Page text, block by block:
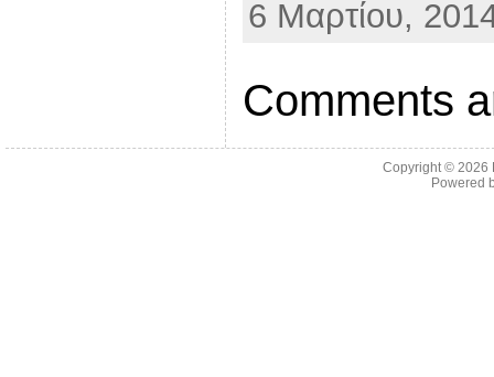
e
r
6 Μαρτίου,
Comments
Copyright © 2026
Powered